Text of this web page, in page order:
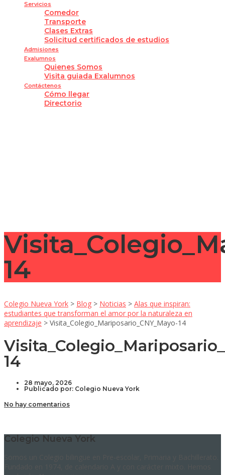
Servicios
Comedor
Transporte
Clases Extras
Solicitud certificados de estudios
Admisiones
Exalumnos
Quienes Somos
Visita guiada Exalumnos
Contáctenos
Cómo llegar
Directorio
14
Colegio Nueva York > Blog > Noticias > Alas que inspiran:
estudiantes que transforman el amor por la naturaleza en
aprendizaje > Visita_Colegio_Mariposario_CNY_Mayo-14
14
28 mayo, 2026
Publicado por: Colegio Nueva York
No hay comentarios
Colegio Nueva York